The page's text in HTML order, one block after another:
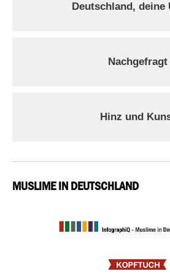
Deutschland, deine
Nachgefragt
Hinz und
MUSLIME IN DEUTSCHLAND